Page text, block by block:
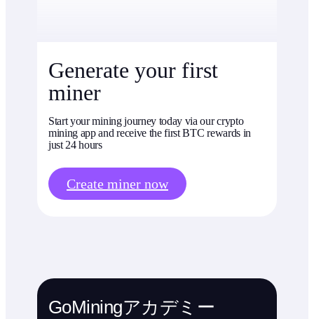
Generate your first
miner
Start your mining journey today via our crypto
mining app and receive the first BTC rewards in
just 24 hours
Create miner now
GoMiningアカデミー